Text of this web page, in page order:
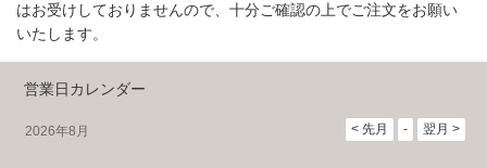
はお受けしておりませんので、十分ご確認の上でご注文をお願い
いたします。
営業日カレンダー
2026年8月